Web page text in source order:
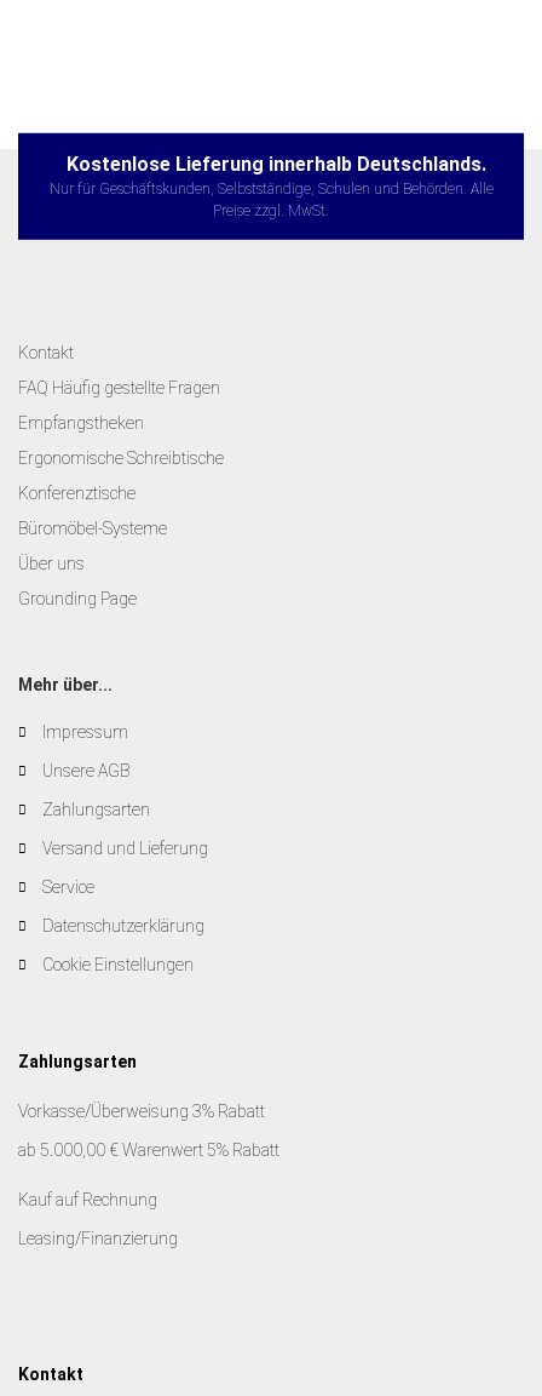
Kostenlose Lieferung innerhalb Deutschlands.
Nur für Geschäftskunden, Selbstständige, Schulen und Behörden. Alle
Preise zzgl. MwSt.
Kontakt
FAQ Häufig gestellte Fragen
Empfangstheken
Ergonomische Schreibtische
Konferenztische
Büromöbel-Systeme
Über uns
Grounding Page
Mehr über...
Impressum
Unsere AGB
Zahlungsarten
Versand und Lieferung
Service
Datenschutzerklärung
Cookie Einstellungen
Zahlungsarten
Vorkasse/Überweisung 3% Rabatt
ab 5.000,00 € Warenwert 5% Rabatt
Kauf auf Rechnung
Leasing/Finanzierung
Kontakt